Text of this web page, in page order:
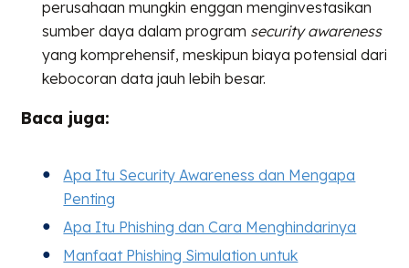
perusahaan mungkin enggan menginvestasikan
sumber daya dalam program security awareness
yang komprehensif, meskipun biaya potensial dari
kebocoran data jauh lebih besar.
Baca juga:
Apa Itu Security Awareness dan Mengapa
Penting
Apa Itu Phishing dan Cara Menghindarinya
Manfaat Phishing Simulation untuk